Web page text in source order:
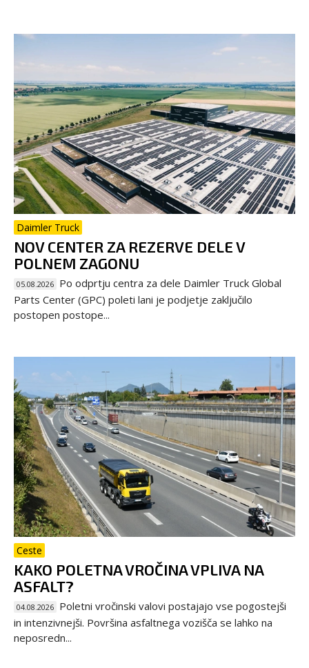
Daimler Truck
NOV CENTER ZA REZERVE DELE V
POLNEM ZAGONU
05.08.2026 Po odprtju centra za dele Daimler Truck Global
Parts Center (GPC) poleti lani je podjetje zaključilo
postopen postope...
Ceste
KAKO POLETNA VROČINA VPLIVA NA
ASFALT?
04.08.2026 Poletni vročinski valovi postajajo vse pogostejši
in intenzivnejši. Površina asfaltnega vozišča se lahko na
neposredn...